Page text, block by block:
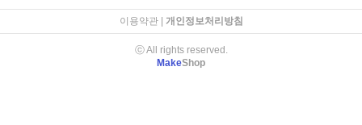
이용약관| 개인정보처리방침
ⓒ All rights reserved.
MakeShop